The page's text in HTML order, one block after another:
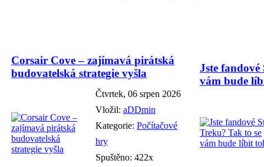
Corsair Cove – zajímavá pirátská
budovatelská strategie vyšla
Čtvrtek, 06 srpen 2026
Vložil: aDDmin
Kategorie: Počítačové
hry
Spuštěno: 422x
Jste
vám bude